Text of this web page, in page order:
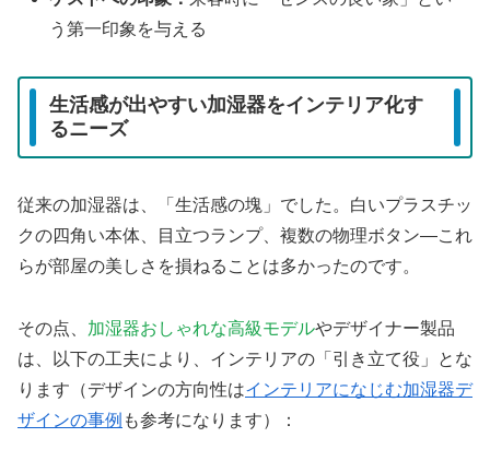
う第一印象を与える
生活感が出やすい加湿器をインテリア化す
るニーズ
従来の加湿器は、「生活感の塊」でした。白いプラスチッ
クの四角い本体、目立つランプ、複数の物理ボタン—これ
らが部屋の美しさを損ねることは多かったのです。
その点、 加湿器おしゃれな高級モデルやデザイナー製品
は、以下の工夫により、インテリアの「引き立て役」とな
ります（デザインの方向性はインテリアになじむ加湿器デ
ザインの事例 も参考になります）：